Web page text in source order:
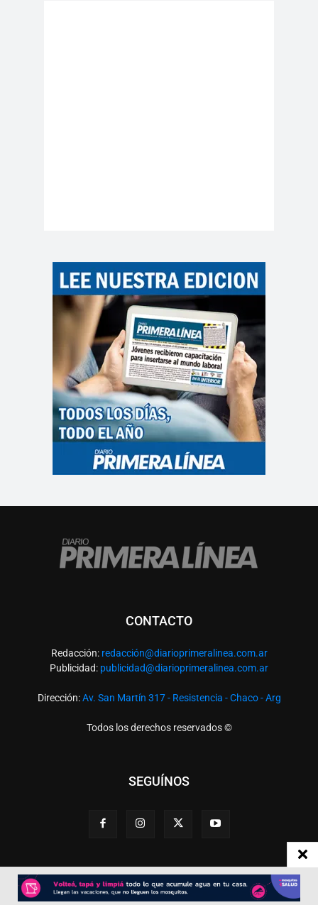
CONTACTO
Redacción: redacción@diarioprimeralinea.com.ar
Publicidad: publicidad@diarioprimeralinea.com.ar
Dirección:Av. San Martín 317 - Resistencia - Chaco - Arg
Todos los derechos reservados ©
SEGUÍNOS
Desarrollado porTP. Web Studio